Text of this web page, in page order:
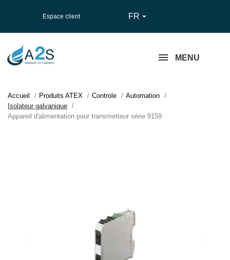
Espace client FR 
MENU
Accueil Produits ATEX Controle
Automation
Isolateur galvanique
Appareil d'alimentation pour transmetteur série 9159